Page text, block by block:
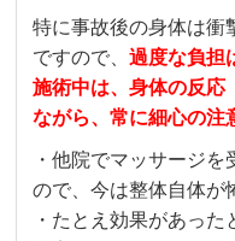
特に事故後の身体は衝
ですので、過度な負担
施術中は、身体の反応
ながら、常に細心の注
・他院でマッサージ
ので、今は整体自体が
・たとえ効果があっ